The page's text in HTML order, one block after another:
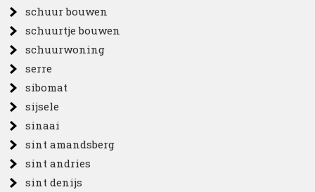
schuur bouwen
schuurtje bouwen
schuurwoning
serre
sibomat
sijsele
sinaai
sint amandsberg
sint andries
sint denijs